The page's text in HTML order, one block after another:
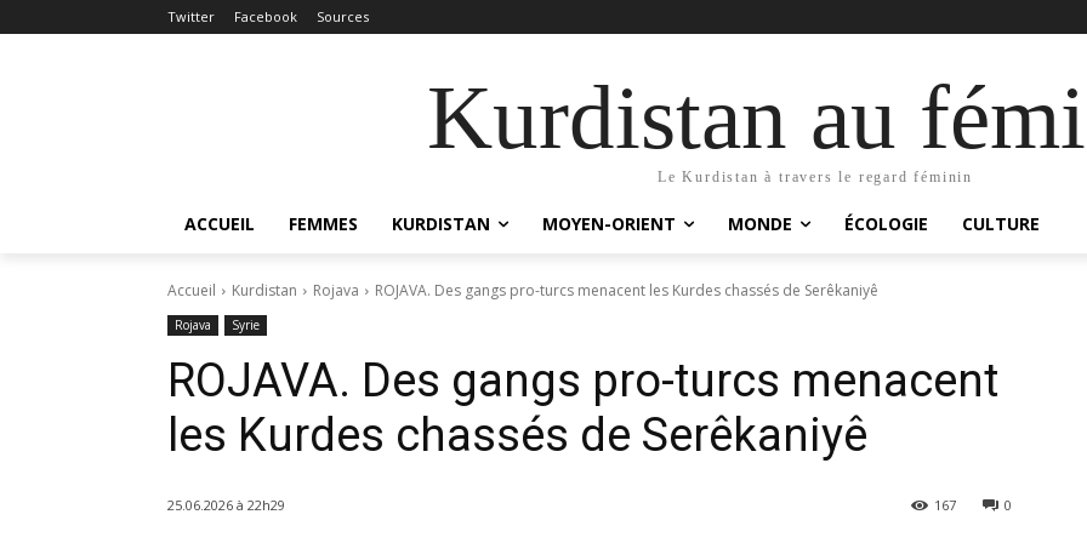
Twitter Facebook Sources
Kurdistan au
Le Kurdistan à travers le regard féminin
ACCUEIL FEMMES KURDISTAN MOYEN-ORIENT MONDE ÉCOLOGIE CULTURE
Accueil Kurdistan Rojava ROJAVA. Des gangs pro-turcs menacent les Kurdes chassés de Serêkaniyê
Rojava Syrie
ROJAVA. Des gangs pro-turcs menacent
les Kurdes chassés de Serêkaniyê
25.06.2026 à 22h29 0
167